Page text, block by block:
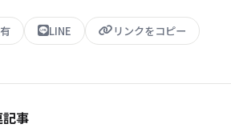
LINE リンクをコピー
事